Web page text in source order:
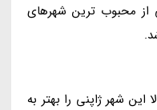
محبوب ترین شهرهای
این شهر ژاپنی را بهتر به